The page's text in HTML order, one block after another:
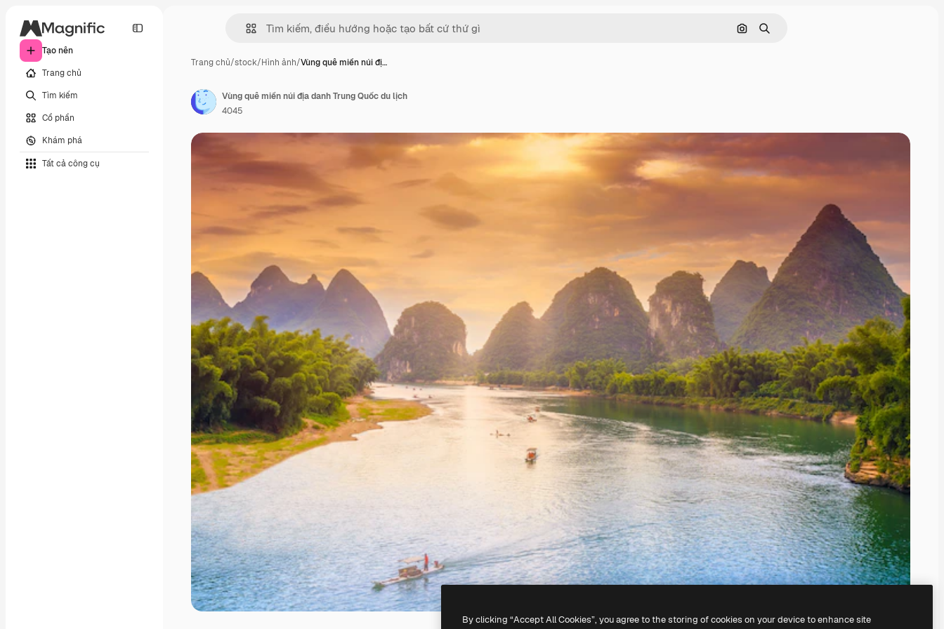
Tạo nên
Trang chủ
Tìm kiếm
Cổ phần
Khám phá
Tất cả công cụ
Tìm kiếm bằng hình ảnh
Tìm kiếm
Trang chủ/stock/Hình ảnh/Vùng quê miền núi đị…
Vùng quê miền núi địa danh Trung Quốc du lịch
4045
By clicking “Accept All Cookies”, you agree to the storing of cookies on your device to enhance site